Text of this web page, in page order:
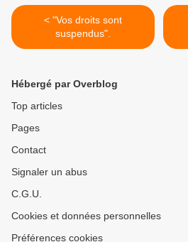
< "Vos droits sont
suspendus".
Hébergé par Overblog
Top articles
Pages
Contact
Signaler un abus
C.G.U.
Cookies et données personnelles
Préférences cookies